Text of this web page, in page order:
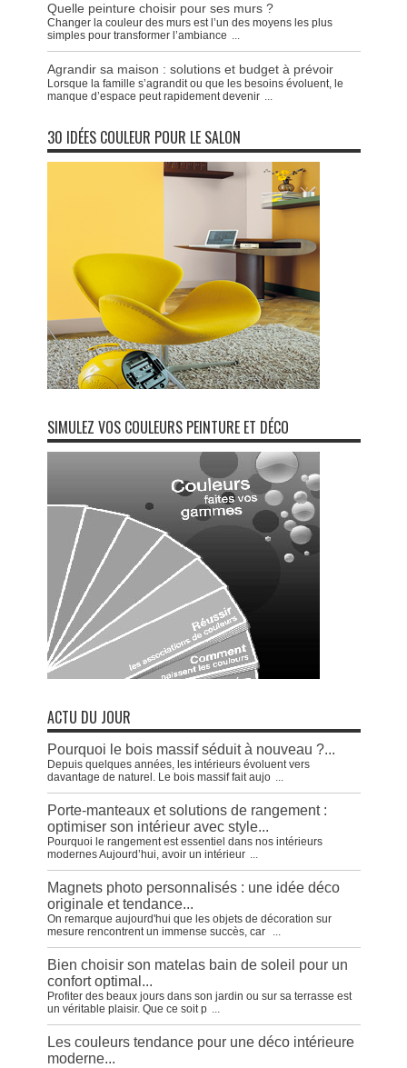
Quelle peinture choisir pour ses murs ?
Changer la couleur des murs est l’un des moyens les plus
simples pour transformer l’ambiance ...
Agrandir sa maison : solutions et budget à prévoir
Lorsque la famille s’agrandit ou que les besoins évoluent, le
manque d’espace peut rapidement devenir ...
30 IDÉES COULEUR POUR LE SALON
SIMULEZ VOS COULEURS PEINTURE ET DÉCO
ACTU DU JOUR
Pourquoi le bois massif séduit à nouveau ?...
Depuis quelques années, les intérieurs évoluent vers
davantage de naturel. Le bois massif fait aujo ...
Porte-manteaux et solutions de rangement :
optimiser son intérieur avec style...
Pourquoi le rangement est essentiel dans nos intérieurs
modernes Aujourd’hui, avoir un intérieur ...
Magnets photo personnalisés : une idée déco
originale et tendance...
On remarque aujourd'hui que les objets de décoration sur
mesure rencontrent un immense succès, car
...
Bien choisir son matelas bain de soleil pour un
confort optimal...
Profiter des beaux jours dans son jardin ou sur sa terrasse est
un véritable plaisir. Que ce soit p ...
Les couleurs tendance pour une déco intérieure
moderne...